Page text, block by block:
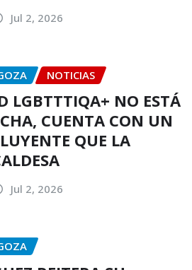
Jul 2, 2026
NOTICIAS
LGBTTTIQA+ NO ESTÁ
CUENTA CON UN
QUE LA
Jul 2, 2026